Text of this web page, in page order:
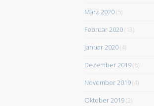
März 2020(5)
Februar 2020(13)
Januar 2020(4)
Dezember 2019(6)
November 2019(4)
Oktober 2019(2)